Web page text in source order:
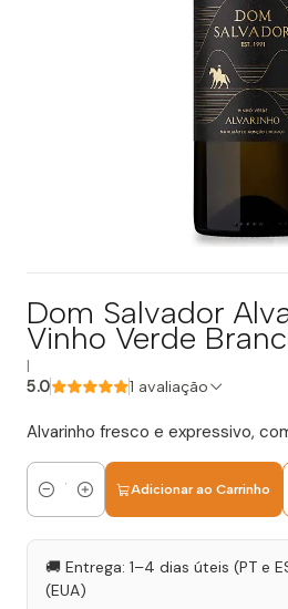
Dom Salvador
Vinho Verde
5.0 1 avaliação
Alvarinho fresco e expressivo,
Quantidade
Adicionar ao Carrinho
🚚 Entrega: 1–4 dias úteis (PT e
(EUA)